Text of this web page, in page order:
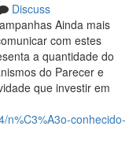
Discuss
Ainda mais
com estes
a quantidade do
do Parecer e
que investir em
n%C3%A3o-conhecido-